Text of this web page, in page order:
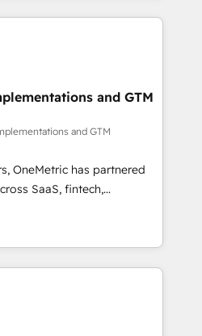
and customer success
we combine human insight
team designs solutions
boost performance, and
Highlights •
• 2022 EMEA Impact
150+ successful HubSpot
industries • Proprietary
• Multilingual team:
& Italian 👉 Grow
and GTM
and GTM
OneMetric has partnered
SaaS, fintech,
other industries. With
we deliver scalable
and RevOps challenges.